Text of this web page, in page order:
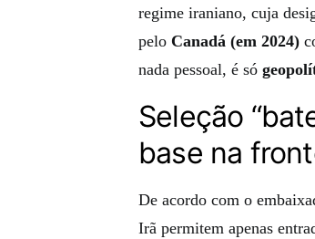
regime iraniano, cuja
pelo Canadá (em 2024)
nada pessoal, é só
Seleção
base na
De acordo com o
Irã permitem apenas